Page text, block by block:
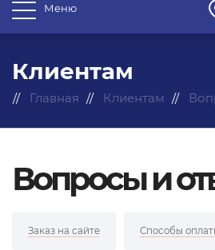
Меню
Клиентам
Главная Клиентам
Вопросы и
Заказ на сайте Способы